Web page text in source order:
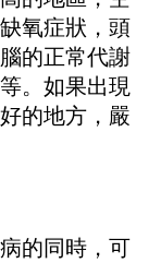
氧症狀，頭
的正常代謝
。如果出現
的地方，嚴
的同時，可